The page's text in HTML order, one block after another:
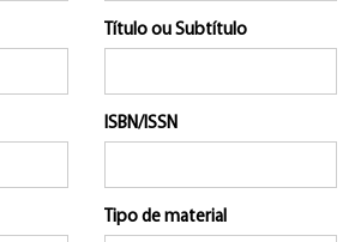
Título ou Subtítulo
ISBN/ISSN
Tipo de material